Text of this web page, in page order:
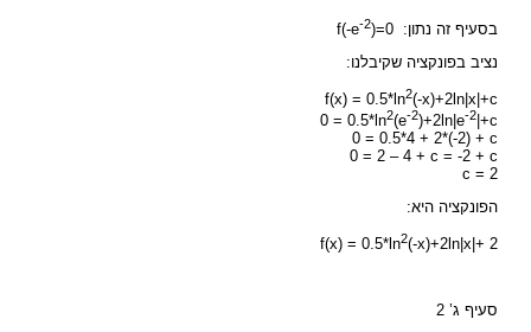
בסעיף זה נתון: f(-e -2)=0
נציב בפונקציה שקיבלנו:
f(x) = 0.5*ln2(-x)+2ln|x|+c
0 = 0.5*ln2(e-2)+2ln|e-2 |+c
0 = 0.5*4 + 2*(-2) + c
0 = 2 – 4 + c = -2 + c
c = 2
הפונקציה היא:
f(x) = 0.5*ln2(-x)+2ln|x|+ 2
סעיף ג’ 2